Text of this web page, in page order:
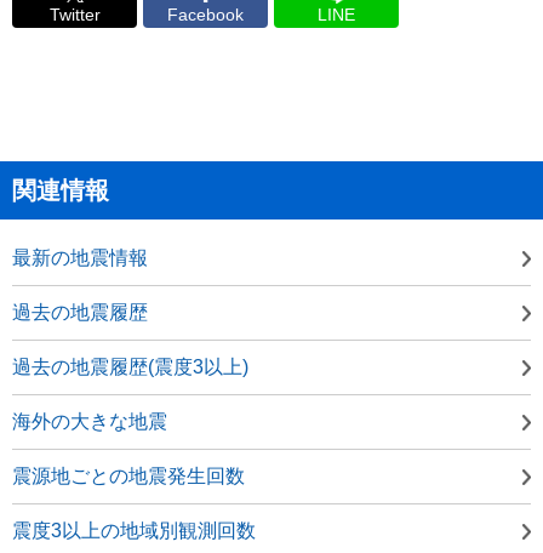
Twitter Facebook LINE
関連情報
最新の地震情報
過去の地震履歴
過去の地震履歴(震度3以上)
海外の大きな地震
震源地ごとの地震発生回数
震度3以上の地域別観測回数